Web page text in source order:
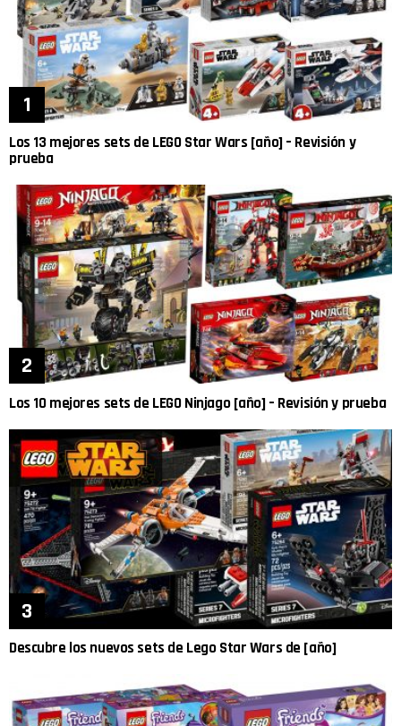
Los 13 mejores sets de LEGO Star Wars [año] – Revisión y
prueba
Los 10 mejores sets de LEGO Ninjago [año] – Revisión y prueba
Descubre los nuevos sets de Lego Star Wars de [año]